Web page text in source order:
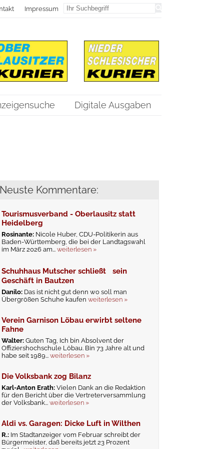
Impressum
Digitale Ausgaben
Neuste Kommentare:
Tourismusverband - Oberlausitz statt
Heidelberg
Rosinante: Nicole Huber, CDU-Politikerin aus
Baden-Württemberg, die bei der Landtagswahl
im März 2026 am...weiterlesen »
Schuhhaus Mutscher schließt sein
Geschäft in Bautzen
Danilo: Das ist nicht gut denn wo soll man
Übergrößen Schuhe kaufenweiterlesen »
Verein Garnison Löbau erwirbt seltene
Fahne
Walter:Guten Tag, Ich bin Absolvent der
Offiziershochschule Löbau. Bin 73 Jahre alt und
habe seit 1989...weiterlesen »
Die Volksbank zog Bilanz
Karl-Anton Erath:Vielen Dank an die Redaktion
für den Bericht über die Vertreterversammlung
der Volksbank...weiterlesen »
Aldi vs. Garagen: Dicke Luft in Wilthen
R.: Im Stadtanzeiger vom Februar schreibt der
Bürgermeister, daß bereits jetzt 23 Prozent